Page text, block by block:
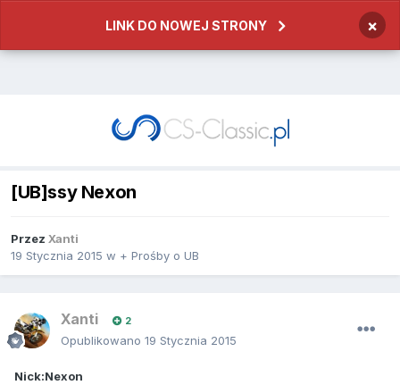
LINK DO NOWEJ STRONY ×
[UB]ssy Nexon
Przez Xanti
19 Stycznia 2015 w + Prośby o UB
Xanti 2
Opublikowano 19 Stycznia 2015
Nick:Nexon